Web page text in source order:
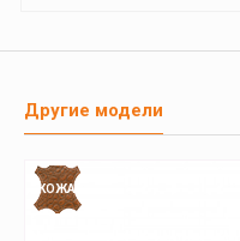
Другие модели
КОЖА